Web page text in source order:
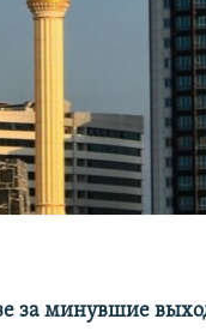
за минувшие